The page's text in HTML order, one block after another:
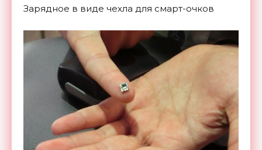
Зарядное в виде чехла для смарт-очков